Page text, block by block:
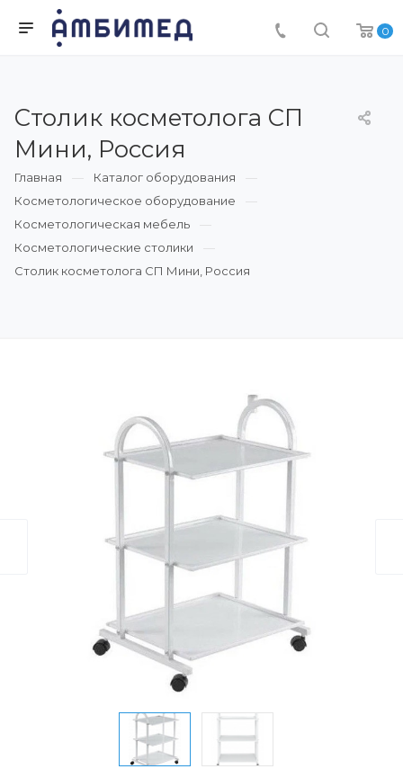
0
Столик косметолога СП
Мини, Россия
Главная
Каталог оборудования
Косметологическое оборудование
Косметологическая мебель
Косметологические столики
Столик косметолога СП Мини, Россия